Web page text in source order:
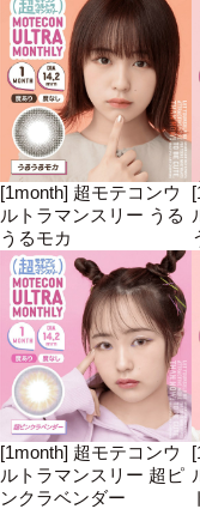
[1month] 超モテコンウ
ルトラマンスリー うる
うるモカ
[1month] 超モテコンウ
ルトラマンスリー 超ピ
ンクラベンダー